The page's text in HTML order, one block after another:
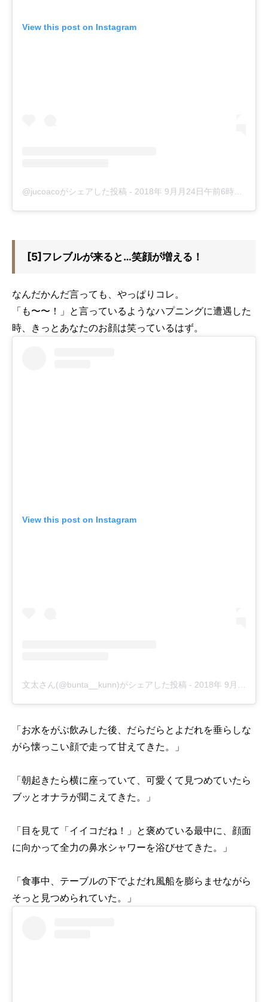
View this post on Instagram
@jucoacoがシェアした投稿 - 2018年 9月月24日午前6時32分PDT
[5]フレブルが来ると…笑顔が増える！
なんだかんだ言っても、やっぱりコレ。
「も〜〜！」と言っているようなハプニングに遭遇した
時、きっとあなたのお顔は笑っているはず。
View this post on Instagram
文太さん(@bunta__kunn)がシェアした投稿 - 2018年 9月月24日午前5時54分PDT
「お水をがぶ飲みした後、だらだらとよだれを垂らしな
がら懐っこい顔で走って甘えてきた。」
「朝起きたら横に座っていて、可愛くて見つめていたら
ブッとオナラが聞こえてきた。」
「目を見て「イイコだね！」と褒めている最中に、顔面
に向かって全力の鼻水シャワーを浴びせてきた。」
「食事中、テーブルの下でよだれ風船を膨らませながら
そっと見つめられていた。」